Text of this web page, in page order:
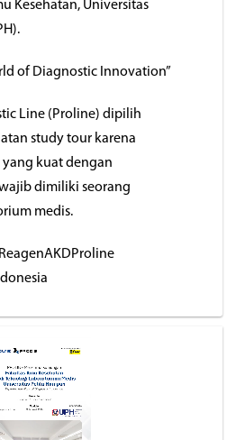
Kesehatan, Universitas
of Diagnostic Innovation”
Line (Proline) dipilih
study tour karena
kuat dengan
dimiliki seorang
medis.